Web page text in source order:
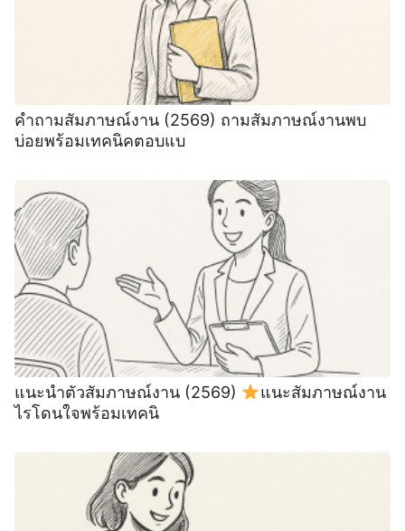
คำถามสัมภาษณ์งาน (2569) ถามสัมภาษณ์งานพบ
บ่อยพร้อมเทคนิคตอบแบ
แนะนําตัวสัมภาษณ์งาน (2569)
แนะสัมภาษณ์งาน
ไรโดนใจพร้อมเทคนิ